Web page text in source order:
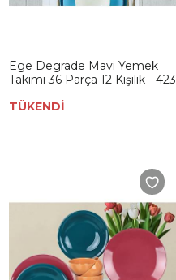
Ege Degrade Mavi Yemek
Takımı 36 Parça 12 Kişilik - 423
TÜKENDİ